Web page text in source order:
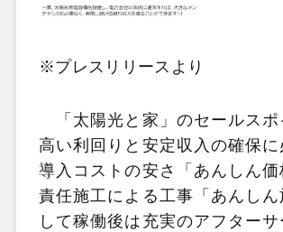
※プレスリリースより
「太陽光と家」のセールスポ
高い利回りと安定収入の確保に
導入コストの安さ「あんしん
責任施工による工事「あんし
して稼働後は充実のアフター